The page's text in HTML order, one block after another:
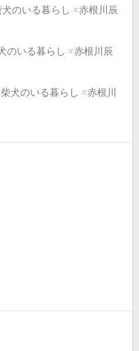
のいる暮らし #赤根川辰
のいる暮らし #赤根川辰
犬のいる暮らし #赤根川